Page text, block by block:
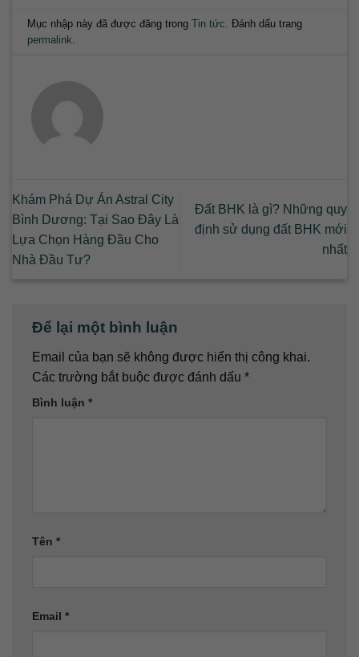
Mục nhập này đã được đăng trongTin tức . Đánh dấu trang
permalink
Khám Phá Dự Án Astral City
Bình Dương: Tại Sao Đây Là
Lựa Chọn Hàng Đầu Cho
Nhà Đầu Tư?
Đất BHK là gì? Những quy
định sử dụng đất BHK mới
nhất
Để lại một bình luận
Email của bạn sẽ không được hiển thị công khai.
Các trường bắt buộc được đánh dấu *
Bình luận *
Tên *
Email *